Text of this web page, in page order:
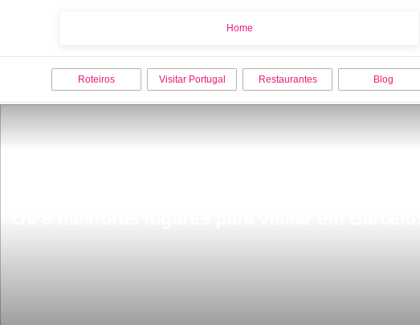
Home
Roteiros Visitar Portugal Restaurantes Blog